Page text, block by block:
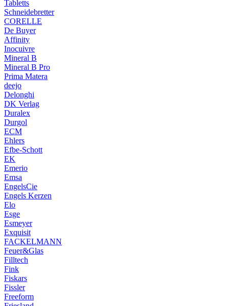
Tabletts
Schneidebretter
CORELLE
De Buyer
Affinity
Inocuivre
Mineral B
Mineral B Pro
Prima Matera
deejo
Delonghi
DK Verlag
Duralex
Durgol
ECM
Ehlers
Efbe-Schott
EK
Emerio
Emsa
EngelsCie
Engels Kerzen
Elo
Esge
Esmeyer
Exquisit
FACKELMANN
Feuer&Glas
Filltech
Fink
Fiskars
Fissler
Freeform